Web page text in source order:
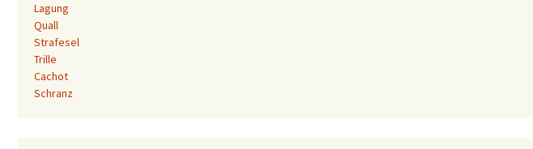
Lagung
Quall
Strafesel
Trille
Cachot
Schranz